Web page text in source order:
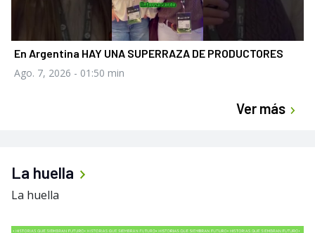
En Argentina HAY UNA SUPERRAZA DE PRODUCTORES
Ago. 7, 2026 - 01:50 min
Ver más
La huella
La huella